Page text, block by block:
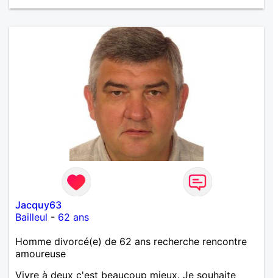
Jacquy63
Bailleul - 62 ans
Homme divorcé(e) de 62 ans recherche rencontre
amoureuse
Vivre à deux c'est beaucoup mieux. Je souhaite